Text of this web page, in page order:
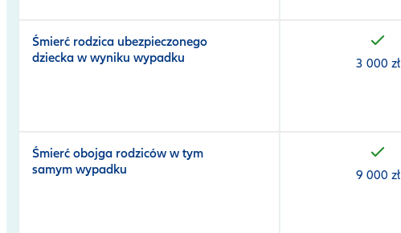
Śmierć rodzica ubezpieczonego
dziecka w wyniku wypadku
3 000 zł
Śmierć obojga rodziców w tym
samym wypadku
9 000 zł